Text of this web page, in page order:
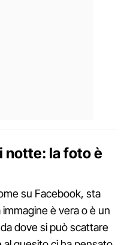
notte: la foto è
su Facebook, sta
è vera o è un
dove si può scattare